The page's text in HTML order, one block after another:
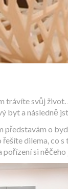
svůj
byt a následně
o
dilema, co
si